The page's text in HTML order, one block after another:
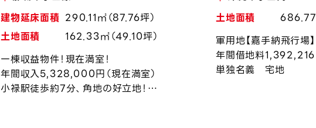
建物延床面積 290.11㎡（87.76坪）
土地面積
162.33㎡（49.10坪）
一棟収益物件！現在満室！
年間収入5,328,000円（現在満室）
小禄駅徒歩約7分、角地の好立地！
土地面積
686.77
軍用地【嘉手納飛行場】
年間借地料
単独名義 宅地